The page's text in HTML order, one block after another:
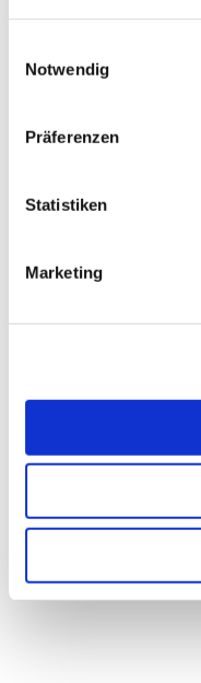
Erfahren Sie mehr
Wir verwenden
gesammelt haben.
Notwendig
Präferenzen
Statistiken
Marketing